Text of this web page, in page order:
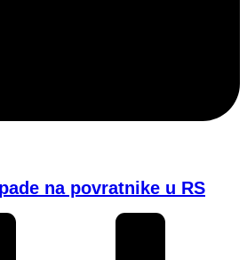
na povratnike u RS